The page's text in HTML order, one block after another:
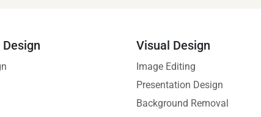
Visual Design
Image Editing
Presentation Design
Background Removal